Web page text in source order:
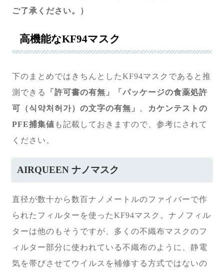
ご了承ください。）
高機能なKF94マスク
下のまとめではきちんとしたKF94マスクであると推
測できる
「許可書の有無」「パッケージの食薬処許
可（식약처허가）の文字の有無」
。
カケンテストの
PFE捕集値 も記載しておきますので、参考にされて
ください。
AIRQUEEN ナノマスク
直径が数十から数百ナノメートルのファイバーで作
られたフィルターを使ったKF94マスク。ナノフィル
ターは他のもそうですが、多くの不織布マスクのフ
ィルター部分に使われている不織布のように、静電
気を帯びさせてウイルスを補修する方式ではないの